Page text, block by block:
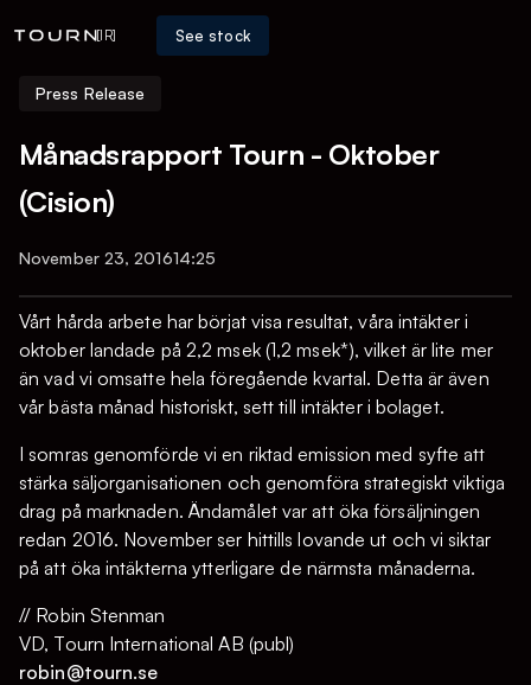
[IR] See stock
Press Release
Månadsrapport Tourn - Oktober
(Cision)
November 23, 201614:25
Vårt hårda arbete har börjat visa resultat, våra intäkter i
oktober landade på 2,2 msek (1,2 msek*), vilket är lite mer
än vad vi omsatte hela föregående kvartal. Detta är även
vår bästa månad historiskt, sett till intäkter i bolaget.
I somras genomförde vi en riktad emission med syfte att
stärka säljorganisationen och genomföra strategiskt viktiga
drag på marknaden. Ändamålet var att öka försäljningen
redan 2016. November ser hittills lovande ut och vi siktar
på att öka intäkterna ytterligare de närmsta månaderna.
// Robin Stenman
VD, Tourn International AB (publ)
robin@tourn.se